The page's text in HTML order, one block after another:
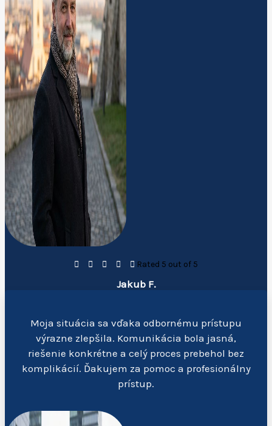
     Rated 5 out of 5
Jakub F.
Moja situácia sa vďaka odbornému prístupu
výrazne zlepšila. Komunikácia bola jasná,
riešenie konkrétne a celý proces prebehol bez
komplikácií. Ďakujem za pomoc a profesionálny
prístup.